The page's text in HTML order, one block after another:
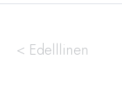
< Edelllinen